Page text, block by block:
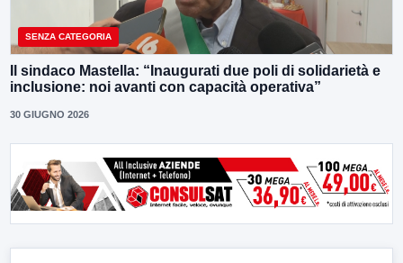
SENZA CATEGORIA
Il sindaco Mastella: “Inaugurati due poli di solidarietà e
inclusione: noi avanti con capacità operativa”
30 GIUGNO 2026